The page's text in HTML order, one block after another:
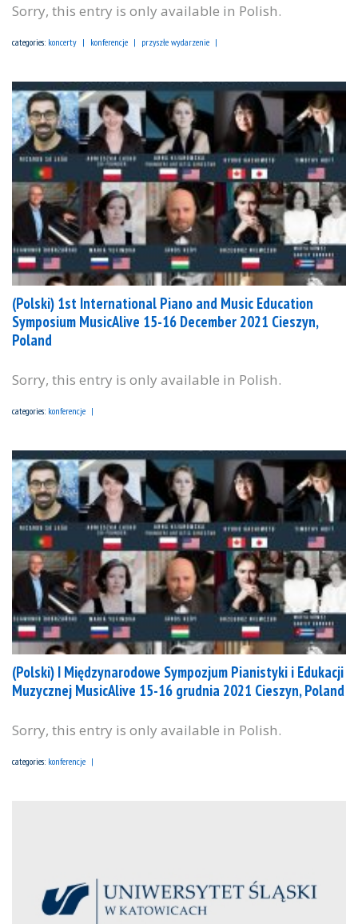
Sorry, this entry is only available in Polish.
categories: koncerty konferencje przyszłe wydarzenie
(Polski) 1st International Piano and Music Education
Symposium MusicAlive 15-16 December 2021 Cieszyn,
Poland
Sorry, this entry is only available in Polish.
categories: konferencje
(Polski) I Międzynarodowe Sympozjum Pianistyki i Edukacji
Muzycznej MusicAlive 15-16 grudnia 2021 Cieszyn, Poland
Sorry, this entry is only available in Polish.
categories: konferencje